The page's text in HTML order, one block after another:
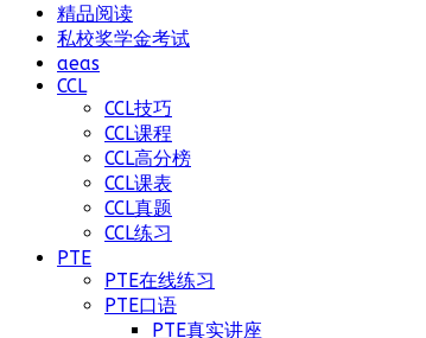
精品阅读
私校奖学金考试
aeas
CCL
CCL技巧
CCL课程
CCL高分榜
CCL课表
CCL真题
CCL练习
PTE
PTE在线练习
PTE口语
PTE真实讲座